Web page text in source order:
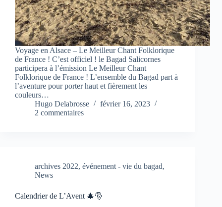
Voyage en Alsace – Le Meilleur Chant Folklorique
de France ! C’est officiel ! le Bagad Salicornes
participera à l’émission Le Meilleur Chant
Folklorique de France ! L’ensemble du Bagad part à
l’aventure pour porter haut et fièrement les
couleurs…
Hugo Delabrosse
février 16, 2023
2 commentaires
archives 2022, événement - vie du bagad,
News
Calendrier de L’Avent 🎄🎅